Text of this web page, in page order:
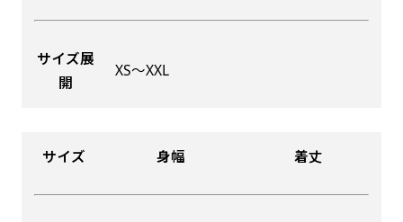
サイズ展
開
XS〜XXL
サイズ 身幅 着丈
Aバナーは三角の形状を利用することでA面B面2
種のデザインを楽しむことができます。前からも
お好みのサイズで縦幕・横幕の作成が可能です。
長辺が180cm以内、短辺が60cm以内であれば自